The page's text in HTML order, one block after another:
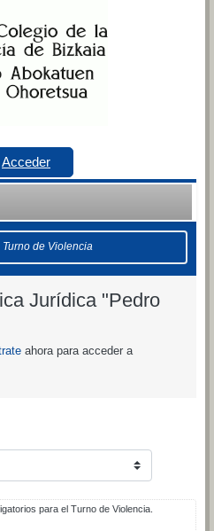
Acceder
Turno de Violencia
Jurídica "Pedro
ahora para acceder a
para el Turno de Violencia.